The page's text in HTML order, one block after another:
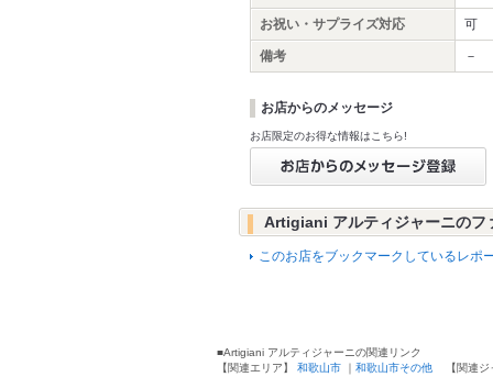
お祝い・サプライズ対応 可
備考 －
お店からのメッセージ
お店限定のお得な情報はこちら!
Artigiani アルティジャーニのフ
このお店をブックマークしているレポ
■Artigiani アルティジャーニの関連リンク
【関連エリア】 和歌山市 ｜ 和歌山市その他 【関連ジ